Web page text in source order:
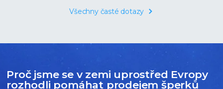
Všechny časté dotazy
Proč jsme se v zemi uprostřed Evropy
rozhodli pomáhat prodejem šperků